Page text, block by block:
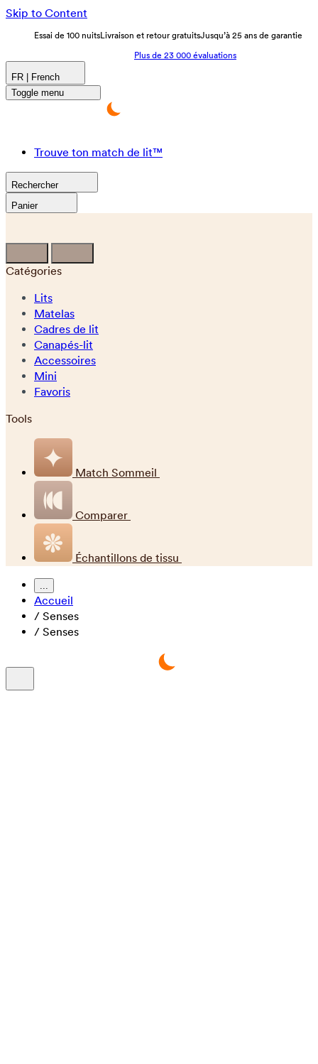
Skip to Content
Essai de 100 nuitsLivraison et retour gratuitsJusqu’à 25 ans de garantie
Plus de 23 000 évaluations
FR | French
Toggle menu
Trouve ton match de lit™
Rechercher
Panier
Catégories
Lits
Matelas
Cadres de lit
Canapés-lit
Accessoires
Mini
Favoris
Tools
Match Sommeil
Comparer
Échantillons de tissu
...
Accueil
/ Senses
/ Senses